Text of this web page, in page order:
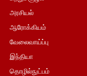
அரசியல்
ஆரோக்கியம்
வேலைவாய்ப்பு
இந்தியா
தொழில்நுட்பம்